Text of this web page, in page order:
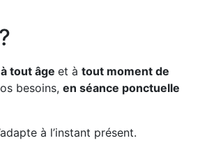
à tout âge et à tout moment de
besoins, en séance ponctuelle
à l’instant présent.